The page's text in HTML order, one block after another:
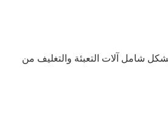
شامل آلات التعبئة والتغليف من